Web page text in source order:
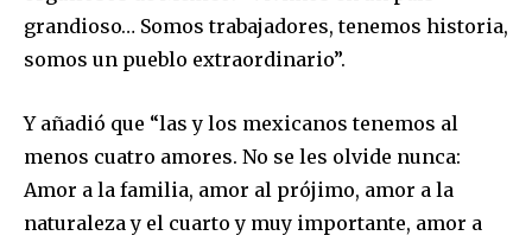
respetamos tu privacidad y no enviaremos correo basura a tu
SUSCRIBIR
grandioso… Somos trabajadores, tenemos historia,
somos un pueblo extraordinario”.
Y añadió que “las y los mexicanos tenemos al
menos cuatro amores. No se les olvide nunca:
Amor a la familia, amor al prójimo, amor a la
naturaleza y el cuarto y muy importante, amor a